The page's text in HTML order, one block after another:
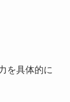
を具体的に